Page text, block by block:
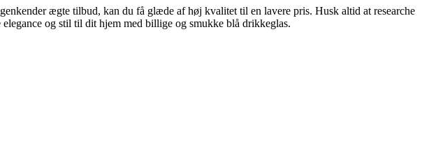
ægte tilbud, kan du få glæde af høj kvalitet til en lavere pris. Husk altid at researche
og stil til dit hjem med billige og smukke blå drikkeglas.